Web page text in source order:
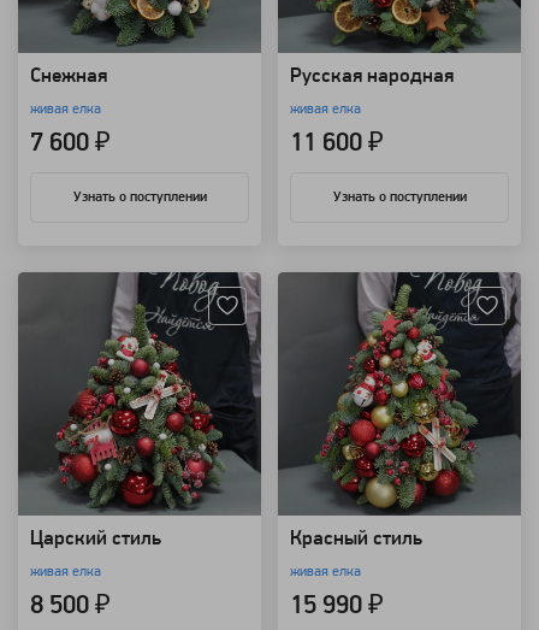
Снежная
живая елка
7 600 ₽
Узнать о поступлении
Русская народная
живая елка
11 600 ₽
Узнать о поступлении
Царский стиль
живая елка
8 500 ₽
Красный стиль
живая елка
15 990 ₽